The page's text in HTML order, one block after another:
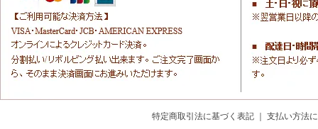
特定商取引法に基づく表記 支払い方法